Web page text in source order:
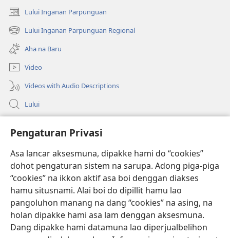
Pengaturan Privasi
Asa lancar aksesmuna, dipakke hami do “cookies”
dohot pengaturan sistem na sarupa. Adong piga-piga
“cookies” na ikkon aktif asa boi denggan diakses
hamu situsnami. Alai boi do dipillit hamu lao
pangoluhon manang na dang “cookies” na asing, na
holan dipakke hami asa lam denggan aksesmuna.
Dang dipakke hami datamuna lao diperjualbelihon
Lului Inganan Parpunguan
(opens
new
window)
Lului Inganan Parpunguan Regional
(opens
new
window)
Aha na Baru
Video
Videos with Audio Descriptions
Lului
(opens
new
PERPUSTAKAAN ONLINE Joujou Paboahon™
(opens
new
window)JW Hub
(opens
new
window)JW Library ®